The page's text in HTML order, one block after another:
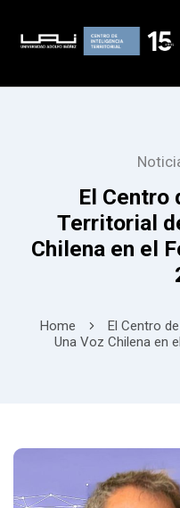
El Centro
Territorial
Chilena en el
Home
El Centro
Una Voz Chilena en